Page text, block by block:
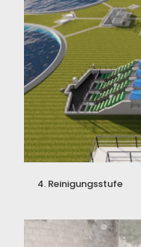
4. Reinigungsstufe